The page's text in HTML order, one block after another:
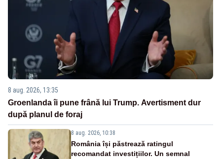
8 aug. 2026, 13:35
Groenlanda îi pune frână lui Trump. Avertisment dur
după planul de foraj
8 aug. 2026, 10:38
România își păstrează ratingul
recomandat investițiilor. Un semnal